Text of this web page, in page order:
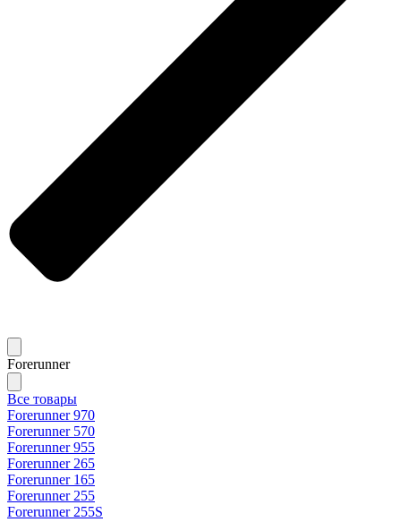
Forerunner
Все товары
Forerunner 970
Forerunner 570
Forerunner 955
Forerunner 265
Forerunner 165
Forerunner 255
Forerunner 255S